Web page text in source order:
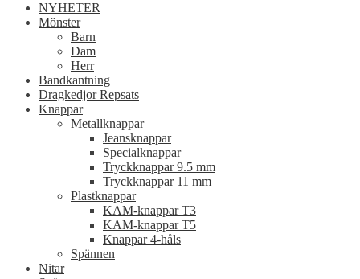
NYHETER
Mönster
Barn
Dam
Herr
Bandkantning
Dragkedjor Repsats
Knappar
Metallknappar
Jeansknappar
Specialknappar
Tryckknappar 9.5 mm
Tryckknappar 11 mm
Plastknappar
KAM-knappar T3
KAM-knappar T5
Knappar 4-håls
Spännen
Nitar